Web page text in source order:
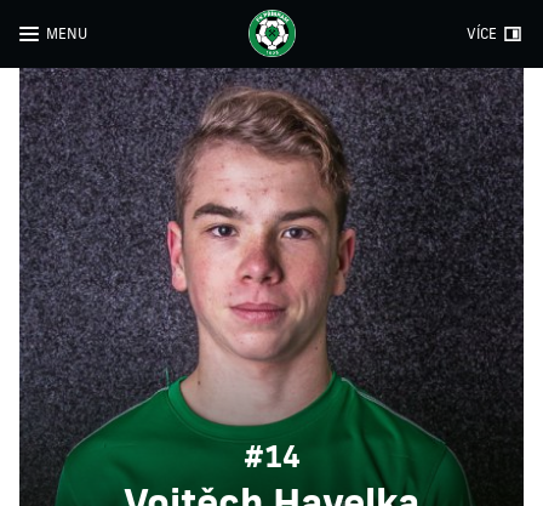
MENU VÍCE
#14